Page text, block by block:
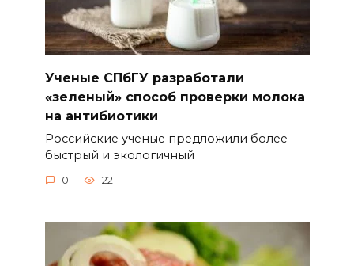
Ученые СПбГУ разработали
«зеленый» способ проверки молока
на антибиотики
Российские ученые предложили более
быстрый и экологичный
0 22